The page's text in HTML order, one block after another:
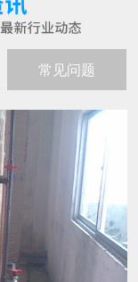
是不会产生
间断，因此